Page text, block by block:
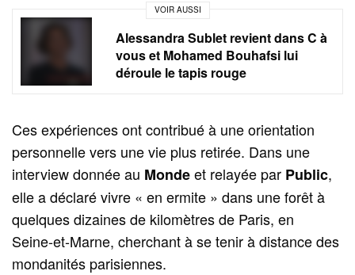
VOIR AUSSI
Alessandra Sublet revient dans C à
vous et Mohamed Bouhafsi lui
déroule le tapis rouge
Ces expériences ont contribué à une orientation
personnelle vers une vie plus retirée. Dans une
interview donnée au Mondeet relayée par Public,
elle a déclaré vivre « en ermite » dans une forêt à
quelques dizaines de kilomètres de Paris, en
Seine‑et‑Marne, cherchant à se tenir à distance des
mondanités parisiennes.